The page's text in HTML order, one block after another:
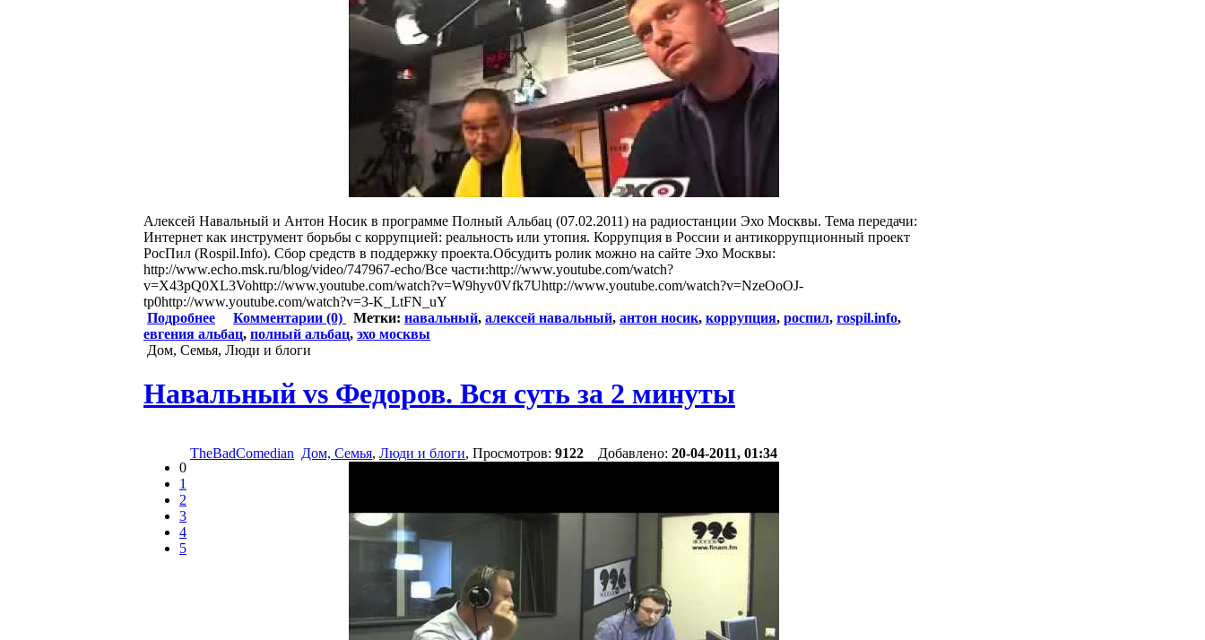
Алексей Навальный и Антон Носик в программе Полный Альбац (07.02.2011) на радиостанции Эхо Москвы. Тема передачи:
Интернет как инструмент борьбы с коррупцией: реальность или утопия. Коррупция в России и антикоррупционный проект
РосПил (Rospil.Info). Сбор средств в поддержку проекта.Обсудить ролик можно на сайте Эхо Москвы:
http://www.echo.msk.ru/blog/video/747967-echo/Все части:http://www.youtube.com/watch?
v=X43pQ0XL3Vohttp://www.youtube.com/watch?v=W9hyv0Vfk7Uhttp://www.youtube.com/watch?v=NzeOoOJ-
tp0http://www.youtube.com/watch?v=3-K_LtFN_uY
Подробнее
Комментарии (0) Метки: навальный, алексей навальный, антон носик, коррупция, роспил, rospil.info,
евгения альбац, полный альбац, эхо москвы
Дом, Семья, Люди и блоги
Навальный vs Федоров. Вся суть за 2 минуты
0
1
2
3
4
5
TheBadComedian Дом, Семья, Люди и блоги, Просмотров: 9122 Добавлено: 20-04-2011, 01:34